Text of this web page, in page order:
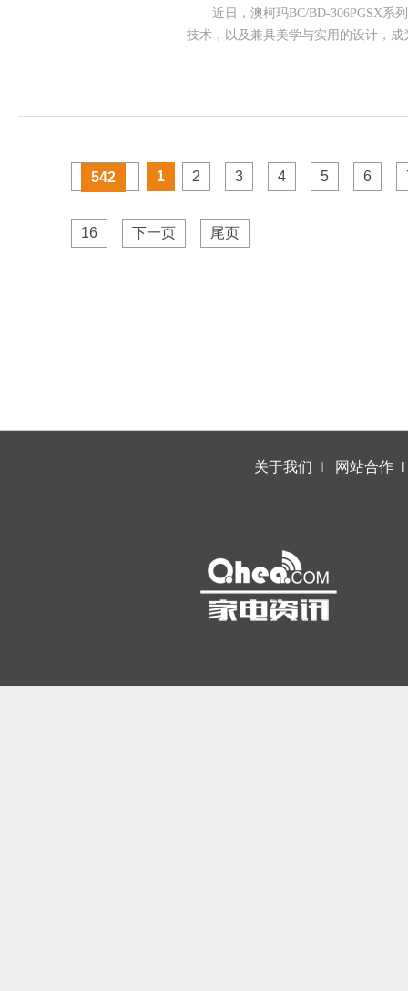
近日，澳柯玛BC/BD-306PGSX系列
技术，以及兼具美学与实用的设计，
542 1 2 3 4 5 6
16 下一页 尾页
关于我们 ‖ 网站合作 ‖